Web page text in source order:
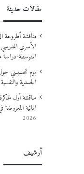
مقالات حديثة
مناقشة أطروحة
الأسري المدرسي
المتوسطة-دراسة
يوم تحسيسي حول
الجسدية والنفسية
مناقشة أول
المائية
2026
أرشيف